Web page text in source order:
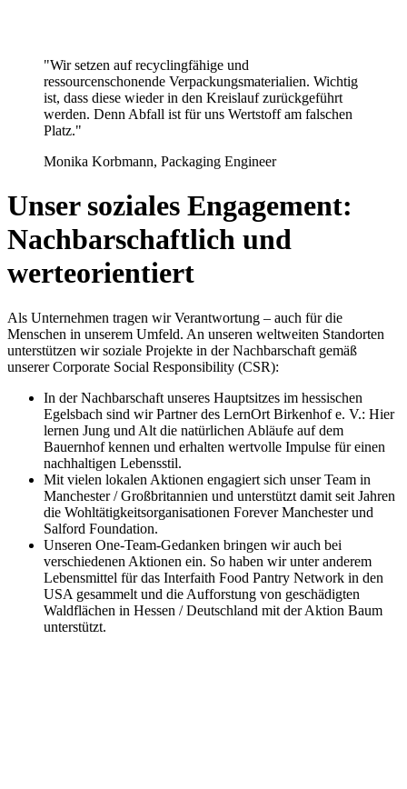
"Wir setzen auf recyclingfähige und
ressourcenschonende Verpackungsmaterialien. Wichtig
ist, dass diese wieder in den Kreislauf zurückgeführt
werden. Denn Abfall ist für uns Wertstoff am falschen
Platz."
Monika Korbmann, Packaging Engineer
Unser soziales Engagement:
Nachbarschaftlich und
werteorientiert
Als Unternehmen tragen wir Verantwortung – auch für die
Menschen in unserem Umfeld. An unseren weltweiten Standorten
unterstützen wir soziale Projekte in der Nachbarschaft gemäß
unserer Corporate Social Responsibility (CSR):
In der Nachbarschaft unseres Hauptsitzes im hessischen
Egelsbach sind wir Partner des LernOrt Birkenhof e. V.: Hier
lernen Jung und Alt die natürlichen Abläufe auf dem
Bauernhof kennen und erhalten wertvolle Impulse für einen
nachhaltigen Lebensstil.
Mit vielen lokalen Aktionen engagiert sich unser Team in
Manchester / Großbritannien und unterstützt damit seit Jahren
die Wohltätigkeitsorganisationen Forever Manchester und
Salford Foundation.
Unseren One-Team-Gedanken bringen wir auch bei
verschiedenen Aktionen ein. So haben wir unter anderem
Lebensmittel für das Interfaith Food Pantry Network in den
USA gesammelt und die Aufforstung von geschädigten
Waldflächen in Hessen / Deutschland mit der Aktion Baum
unterstützt.